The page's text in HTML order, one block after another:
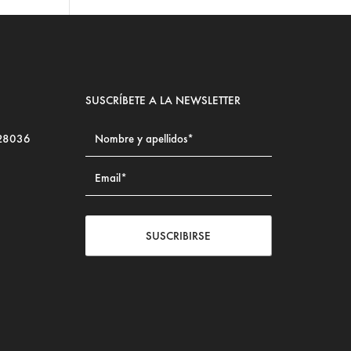
SUSCRÍBETE A LA NEWSLETTER
SUSCRIBIRSE